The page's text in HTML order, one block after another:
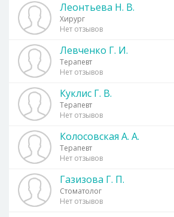
Леонтьева Н. В.
Хирург
Нет отзывов
Левченко Г. И.
Терапевт
Нет отзывов
Куклис Г. В.
Терапевт
Нет отзывов
Колосовская А. А.
Терапевт
Нет отзывов
Газизова Г. П.
Стоматолог
Нет отзывов